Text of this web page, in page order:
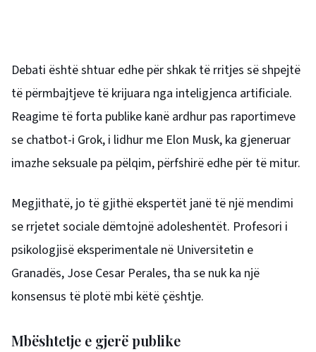
Debati është shtuar edhe për shkak të rritjes së shpejtë
të përmbajtjeve të krijuara nga inteligjenca artificiale.
Reagime të forta publike kanë ardhur pas raportimeve
se chatbot-i Grok, i lidhur me Elon Musk, ka gjeneruar
imazhe seksuale pa pëlqim, përfshirë edhe për të mitur.
Megjithatë, jo të gjithë ekspertët janë të një mendimi
se rrjetet sociale dëmtojnë adoleshentët. Profesori i
psikologjisë eksperimentale në Universitetin e
Granadës, Jose Cesar Perales, tha se nuk ka një
konsensus të plotë mbi këtë çështje.
Mbështetje e gjerë publike